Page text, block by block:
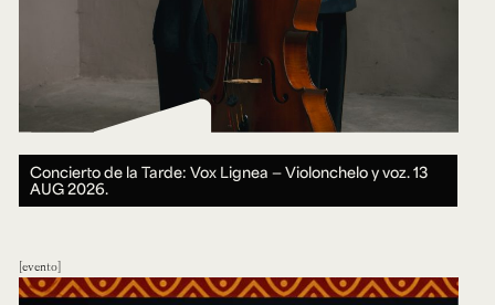
Concierto de la Tarde: Vox Lignea — Violonchelo y voz.13
AUG 2026.
evento